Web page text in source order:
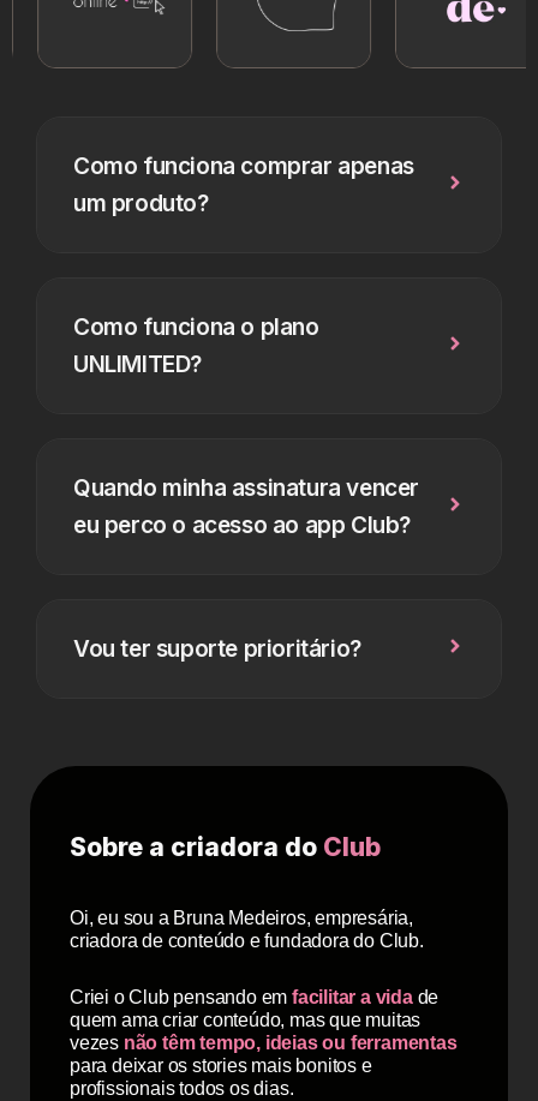
Como funciona comprar apenas
um produto?
Como funciona o plano
UNLIMITED?
Quando minha assinatura vencer
eu perco o acesso ao app Club?
Vou ter suporte prioritário?
Sobre a criadora do Club
Oi, eu sou a Bruna Medeiros, empresária,
criadora de conteúdo e fundadora do Club.
Criei o Club pensando em facilitar a vidade
quem ama criar conteúdo, mas que muitas
vezes não têm tempo, ideias ou ferramentas
para deixar os stories mais bonitos e
profissionais todos os dias.